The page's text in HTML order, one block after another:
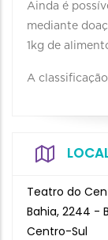
Ainda é
mediante
1kg de
A
Teatro do
Bahia, 2244 -
Centro-Sul